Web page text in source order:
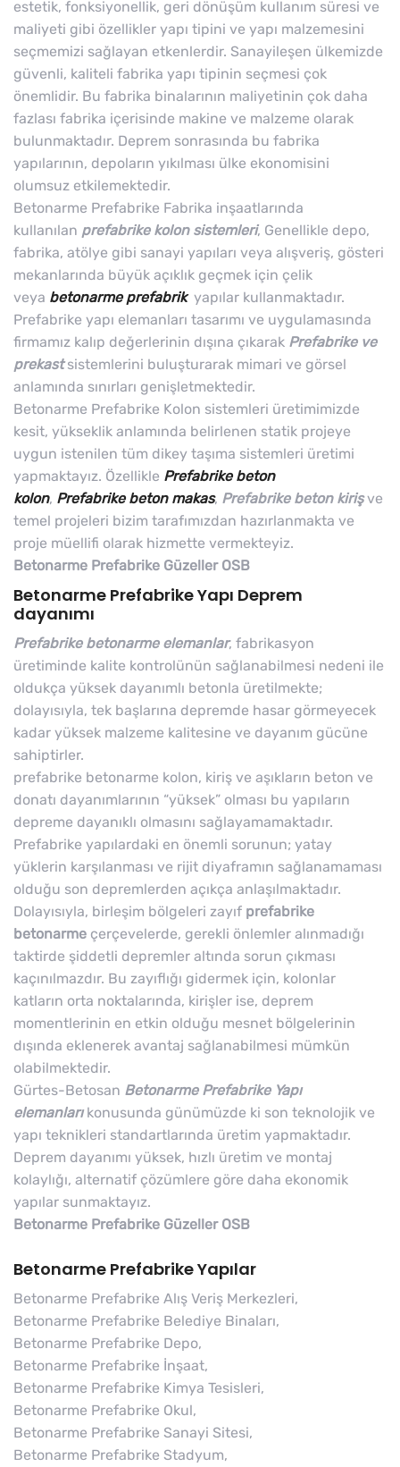
estetik, fonksiyonellik, geri dönüşüm kullanım süresi ve
maliyeti gibi özellikler yapı tipini ve yapı malzemesini
seçmemizi sağlayan etkenlerdir. Sanayileşen ülkemizde
güvenli, kaliteli fabrika yapı tipinin seçmesi çok
önemlidir. Bu fabrika binalarının maliyetinin çok daha
fazlası fabrika içerisinde makine ve malzeme olarak
bulunmaktadır. Deprem sonrasında bu fabrika
yapılarının, depoların yıkılması ülke ekonomisini
olumsuz etkilemektedir.
Betonarme Prefabrike Fabrika inşaatlarında
kullanılan prefabrike kolon sistemleri, Genellikle depo,
fabrika, atölye gibi sanayi yapıları veya alışveriş, gösteri
mekanlarında büyük açıklık geçmek için çelik
veya betonarme prefabrik yapılar kullanmaktadır.
Prefabrike yapı elemanları tasarımı ve uygulamasında
firmamız kalıp değerlerinin dışına çıkarak Prefabrike ve
prekastsistemlerini buluşturarak mimari ve görsel
anlamında sınırları genişletmektedir.
Betonarme Prefabrike Kolon sistemleri üretimimizde
kesit, yükseklik anlamında belirlenen statik projeye
uygun istenilen tüm dikey taşıma sistemleri üretimi
yapmaktayız. Özellikle Prefabrike beton
kolon, Prefabrike beton makas, Prefabrike beton kirişve
temel projeleri bizim tarafımızdan hazırlanmakta ve
proje müellifi olarak hizmette vermekteyiz.
Betonarme Prefabrike Güzeller OSB
Betonarme Prefabrike Yapı Deprem
dayanımı
Prefabrike betonarme elemanlar, fabrikasyon
üretiminde kalite kontrolünün sağlanabilmesi nedeni ile
oldukça yüksek dayanımlı betonla üretilmekte;
dolayısıyla, tek başlarına depremde hasar görmeyecek
kadar yüksek malzeme kalitesine ve dayanım gücüne
sahiptirler.
prefabrike betonarme kolon, kiriş ve aşıkların beton ve
donatı dayanımlarının “yüksek” olması bu yapıların
depreme dayanıklı olmasını sağlayamamaktadır.
Prefabrike yapılardaki en önemli sorunun; yatay
yüklerin karşılanması ve rijit diyaframın sağlanamaması
olduğu son depremlerden açıkça anlaşılmaktadır.
Dolayısıyla, birleşim bölgeleri zayıf prefabrike
betonarme çerçevelerde, gerekli önlemler alınmadığı
taktirde şiddetli depremler altında sorun çıkması
kaçınılmazdır. Bu zayıflığı gidermek için, kolonlar
katların orta noktalarında, kirişler ise, deprem
momentlerinin en etkin olduğu mesnet bölgelerinin
dışında eklenerek avantaj sağlanabilmesi mümkün
olabilmektedir.
Gürtes-Betosan Betonarme Prefabrike Yapı
elemanlarıkonusunda günümüzde ki son teknolojik ve
yapı teknikleri standartlarında üretim yapmaktadır.
Deprem dayanımı yüksek, hızlı üretim ve montaj
kolaylığı, alternatif çözümlere göre daha ekonomik
yapılar sunmaktayız.
Betonarme Prefabrike Güzeller OSB
Betonarme Prefabrike Yapılar
Betonarme Prefabrike Alış Veriş Merkezleri,
Betonarme Prefabrike Belediye Binaları,
Betonarme Prefabrike Depo,
Betonarme Prefabrike İnşaat,
Betonarme Prefabrike Kimya Tesisleri,
Betonarme Prefabrike Okul,
Betonarme Prefabrike Sanayi Sitesi,
Betonarme Prefabrike Stadyum,